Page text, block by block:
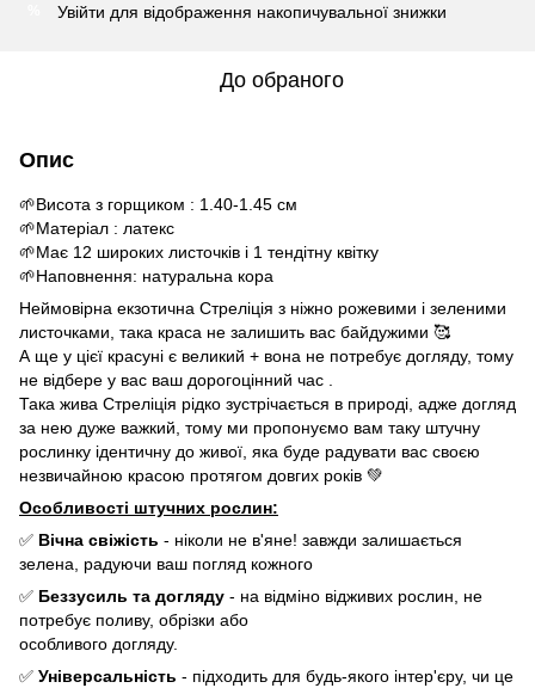
Увійти для відображення накопичувальної знижки
До обраного
Опис
🌱Висота з горщиком : 1.40-1.45 см
🌱Матеріал : латекс
🌱Має 12 широких листочків і 1 тендітну квітку
🌱Наповнення: натуральна кора
Неймовірна екзотична Стреліція з ніжно рожевими і зеленими
листочками, така краса не залишить вас байдужими 🥰
А ще у цієї красуні є великий + вона не потребує догляду, тому
не відбере у вас ваш дорогоцінний час .
Така жива Стреліція рідко зустрічається в природі, адже догляд
за нею дуже важкий, тому ми пропонуємо вам таку штучну
рослинку ідентичну до живої, яка буде радувати вас своєю
незвичайною красою протягом довгих років 💚
Особливості штучних рослин:
✅ Вічна свіжість - ніколи не в'яне! завжди залишається
зелена, радуючи ваш погляд кожного
✅ Беззусиль та догляду - на відміно відживих рослин, не
потребує поливу, обрізки або
особливого догляду.
✅ Універсальність - підходить для будь-якого інтер'єру, чи це